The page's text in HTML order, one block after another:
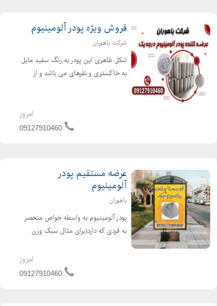
فروش ویژه پودر آلومینیوم
شرکت باهوران
شکل ظاهری این پودر به رنگ سفید مایل
به خاکستری و نقرهای می باشد و از
ترکیب پودر آلومینیوم با نسب...
امروز
09127910460
عرضه مستقیم پودر
آلومینیوم
باهوران
پودر آلومینیوم به واسطه خواص منحصر
به فردی که دارد(برای مثال سبک وزن
ساخت چسب،تولید رنگ آلومینیومی،
امروز
09127910460